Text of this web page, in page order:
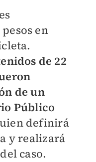
en
de 22
de un
Público
definirá
y realizará
caso.